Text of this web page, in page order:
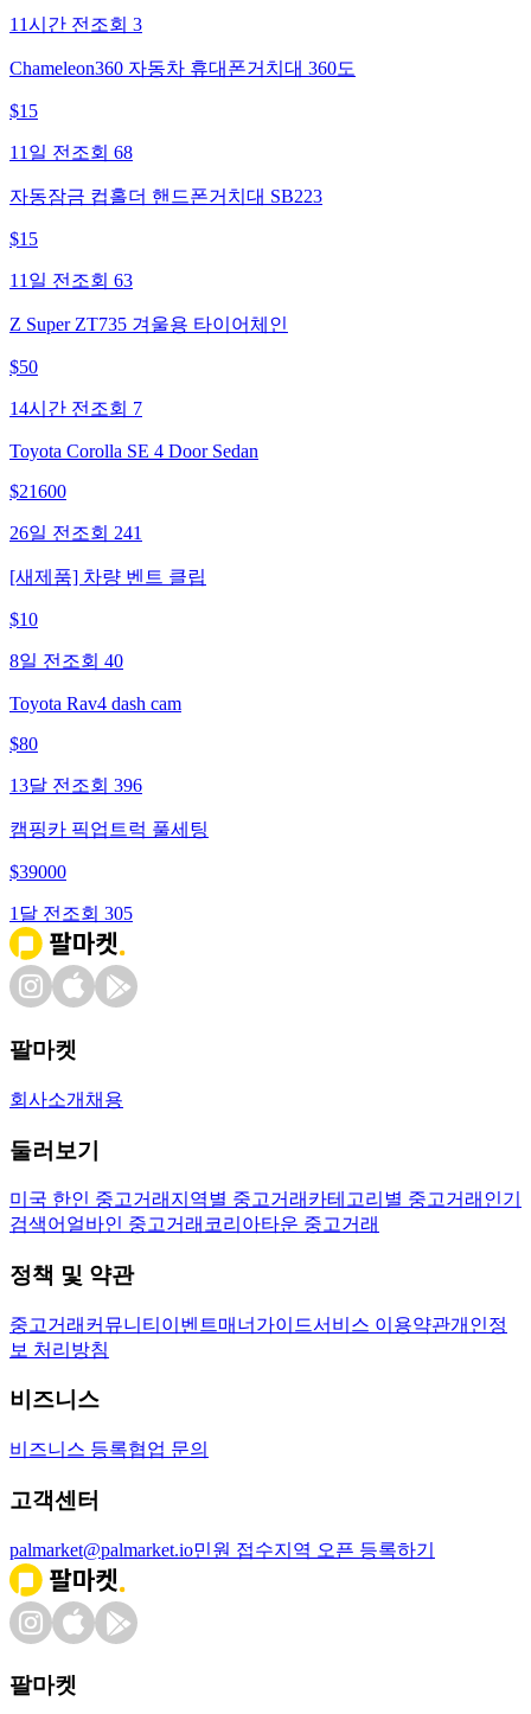
11시간 전 조회 3
Chameleon360 자동차 휴대폰거치대 360도
$15
11일 전 조회 68
자동잠금 컵홀더 핸드폰거치대 SB223
$15
11일 전 조회 63
Z Super ZT735 겨울용 타이어체인
$50
14시간 전 조회 7
Toyota Corolla SE 4 Door Sedan
$21600
26일 전 조회 241
[새제품] 차량 벤트 클립
$10
8일 전 조회 40
Toyota Rav4 dash cam
$80
13달 전 조회 396
캠핑카 픽업트럭 풀세팅
$39000
1달 전 조회 305
팔마켓
회사소개 채용
둘러보기
미국 한인 중고거래 지역별 중고거래 카테고리별 중고거래 인기
검색어 얼바인 중고거래 코리아타운 중고거래
정책 및 약관
중고거래 커뮤니티 이벤트매너가이드서비스 이용약관개인정
보 처리방침
비즈니스
비즈니스 등록협업 문의
고객센터
palmarket@palmarket.io민원 접수지역 오픈 등록하기
팔마켓